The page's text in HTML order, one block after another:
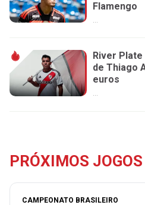
Flamengo
...
River
de Thiago
euros
...
PRÓXIMOS JOGOS
CAMPEONATO BRASILEIRO